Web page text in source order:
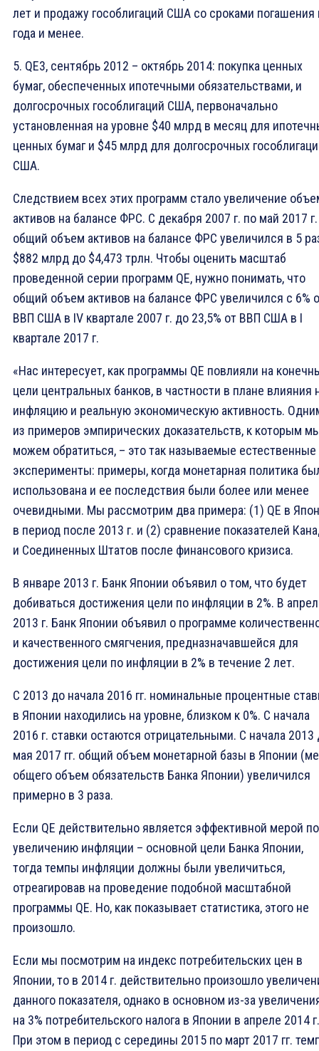
лет и продажу гособлигаций США со сроками погашения
года и менее.
5. QE3, сентябрь 2012 – октябрь 2014: покупка ценных
бумаг, обеспеченных ипотечными обязательствами, и
долгосрочных гособлигаций США, первоначально
установленная на уровне $40 млрд в месяц для
ценных бумаг и $45 млрд для долгосрочных
США.
Следствием всех этих программ стало увеличение
активов на балансе ФРС. С декабря 2007 г. по май 2017 г.
общий объем активов на балансе ФРС увеличился в 5
$882 млрд до $4,473 трлн. Чтобы оценить масштаб
проведенной серии программ QE, нужно понимать, что
общий объем активов на балансе ФРС увеличился с 6%
ВВП США в IV квартале 2007 г. до 23,5% от ВВП США в I
квартале 2017 г.
«Нас интересует, как программы QE повлияли на
цели центральных банков, в частности в плане влияния
инфляцию и реальную экономическую активность.
из примеров эмпирических доказательств, к которым
можем обратиться, – это так называемые естественные
эксперименты: примеры, когда монетарная политика
использована и ее последствия были более или менее
очевидными. Мы рассмотрим два примера: (1) QE в
в период после 2013 г. и (2) сравнение показателей
и Соединенных Штатов после финансового кризиса.
В январе 2013 г. Банк Японии объявил о том, что будет
добиваться достижения цели по инфляции в 2%. В
2013 г. Банк Японии объявил о программе
и качественного смягчения, предназначавшейся для
достижения цели по инфляции в 2% в течение 2 лет.
С 2013 до начала 2016 гг. номинальные процентные
в Японии находились на уровне, близком к 0%. С начала
2016 г. ставки остаются отрицательными. С начала 2013
мая 2017 гг. общий объем монетарной базы в Японии
общего объем обязательств Банка Японии) увеличился
примерно в 3 раза.
Если QE действительно является эффективной мерой по
увеличению инфляции – основной цели Банка Японии,
тогда темпы инфляции должны были увеличиться,
отреагировав на проведение подобной масштабной
программы QE. Но, как показывает статистика, этого не
произошло.
Если мы посмотрим на индекс потребительских цен в
Японии, то в 2014 г. действительно произошло
данного показателя, однако в основном из-за
на 3% потребительского налога в Японии в апреле 2014 г.
При этом в период с середины 2015 по март 2017 гг.